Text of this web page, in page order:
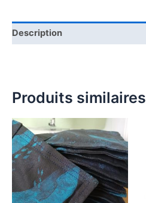
Description
Produits similaires